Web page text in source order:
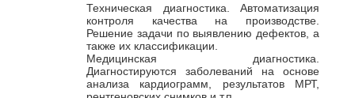
Техническая диагностика. Автоматизация
контроля качества на производстве.
Решение задачи по выявлению дефектов, а
также их классификации.
Медицинская диагностика.
Диагностируются заболеваний на основе
анализа кардиограмм, результатов МРТ,